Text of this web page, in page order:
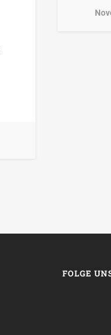
FOLGE